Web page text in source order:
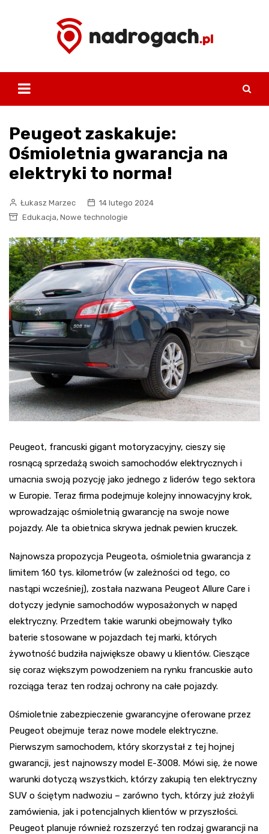
Peugeot zaskakuje:
Ośmioletnia gwarancja na
elektryki to norma!
Łukasz Marzec
14 lutego 2024
Edukacja, Nowe technologie
Peugeot, francuski gigant motoryzacyjny, cieszy się
rosnącą sprzedażą swoich samochodów elektrycznych i
umacnia swoją pozycję jako jednego z liderów tego sektora
w Europie. Teraz firma podejmuje kolejny innowacyjny krok,
wprowadzając ośmioletnią gwarancję na swoje nowe
pojazdy. Ale ta obietnica skrywa jednak pewien kruczek.
Najnowsza propozycja Peugeota, ośmioletnia gwarancja z
limitem 160 tys. kilometrów (w zależności od tego, co
nastąpi wcześniej), została nazwana Peugeot Allure Care i
dotyczy jedynie samochodów wyposażonych w napęd
elektryczny. Przedtem takie warunki obejmowały tylko
baterie stosowane w pojazdach tej marki, których
żywotność budziła największe obawy u klientów. Cieszące
się coraz większym powodzeniem na rynku francuskie auto
rozciąga teraz ten rodzaj ochrony na całe pojazdy.
Ośmioletnie zabezpieczenie gwarancyjne oferowane przez
Peugeot obejmuje teraz nowe modele elektryczne.
Pierwszym samochodem, który skorzystał z tej hojnej
gwarancji, jest najnowszy model E-3008. Mówi się, że nowe
warunki dotyczą wszystkich, którzy zakupią ten elektryczny
SUV o ściętym nadwoziu – zarówno tych, którzy już złożyli
zamówienia, jak i potencjalnych klientów w przyszłości.
Peugeot planuje również rozszerzyć ten rodzaj gwarancji na